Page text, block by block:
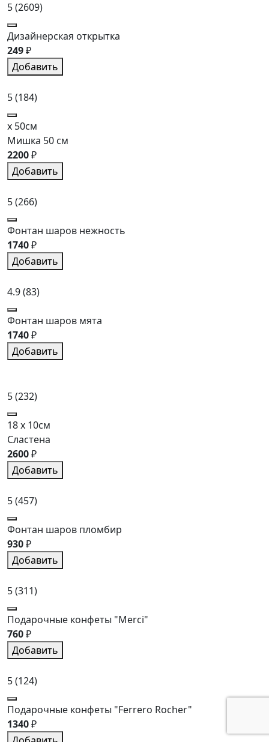
5(2609)
Дизайнерская открытка
249₽
Добавить
5(184)
x 50см
Мишка 50 см
2200₽
Добавить
5(266)
Фонтан шаров нежность
1740₽
Добавить
4.9(83)
Фонтан шаров мята
1740₽
Добавить
5(232)
18 x 10см
Сластена
2600₽
Добавить
5(457)
Фонтан шаров пломбир
930₽
Добавить
5(311)
Подарочные конфеты "Merci"
760₽
Добавить
5(124)
Подарочные конфеты "Ferrero Rocher"
1340₽